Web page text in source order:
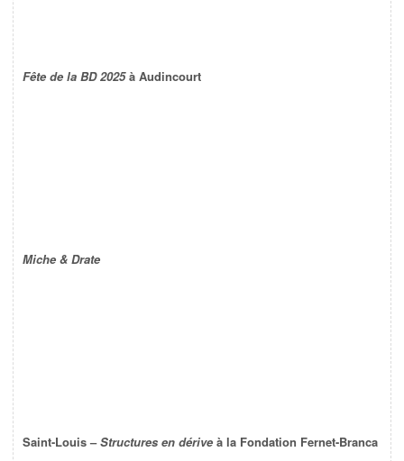
Fête de la BD 2025à Audincourt
Miche & Drate
Saint-Louis –Structures en dérive à la Fondation Fernet-Branca